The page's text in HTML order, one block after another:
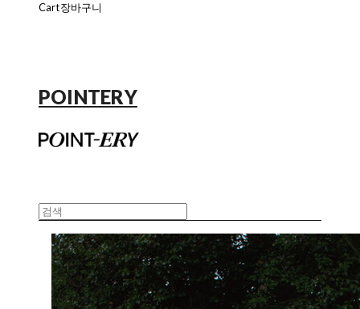
Cart장바구니
POINTERY